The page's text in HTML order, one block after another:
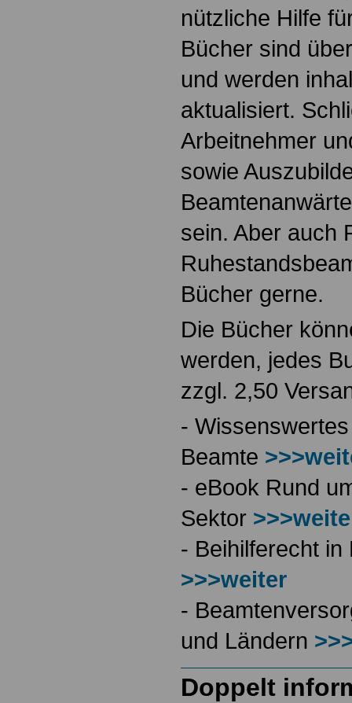
nützliche Hilfe
Bücher sind
und werden
aktualisiert.
Arbeitnehmer
sowie
sein. Aber auch
Bücher gerne.
Die Bücher
werden, jedes
zzgl. 2,50
-
Beamte
- eBook Rund
Sektor
- Beihilferecht
>>>weiter
-
und Ländern
Doppelt